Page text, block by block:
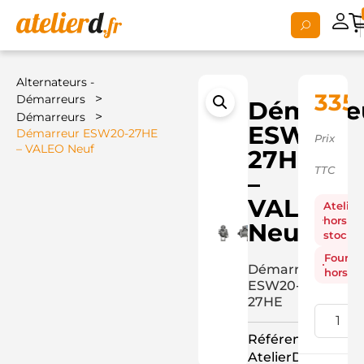
Alternateurs -
Démarreurs
>
Démarreurs >
Démarreur ESW20-27HE
– VALEO Neuf
ESW20-
27HE
–
VALEO
Neuf
Démarreur
ESW20-
27HE
Référence
AtelierD
Prix
TTC
Atelier
hors
stock
hors